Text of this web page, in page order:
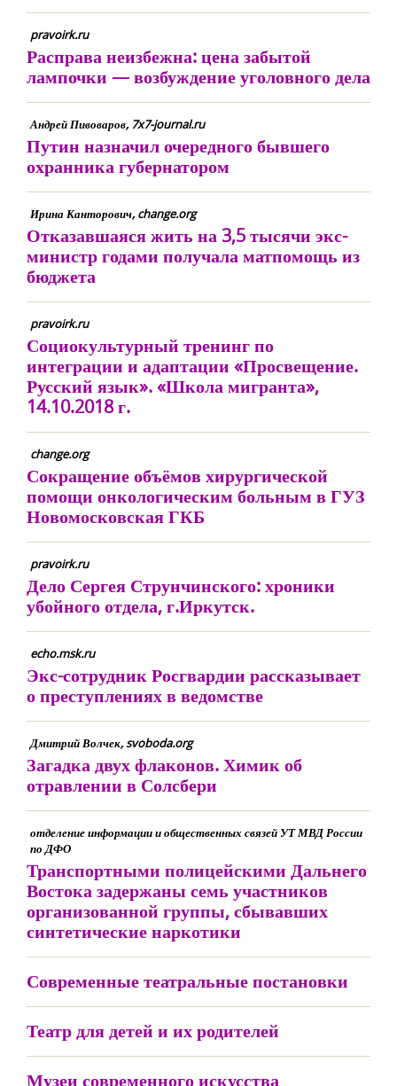
pravoirk.ru
Расправа неизбежна: цена забытой
лампочки — возбуждение уголовного дела
Андрей Пивоваров, 7x7-journal.ru
Путин назначил очередного бывшего
охранника губернатором
Ирина Канторович, change.org
Отказавшаяся жить на 3,5 тысячи экс-
министр годами получала матпомощь из
бюджета
pravoirk.ru
Социокультурный тренинг по
интеграции и адаптации «Просвещение.
Русский язык». «Школа мигранта»,
14.10.2018 г.
change.org
Сокращение объёмов хирургической
помощи онкологическим больным в ГУЗ
Новомосковская ГКБ
pravoirk.ru
Дело Сергея Струнчинского: хроники
убойного отдела, г.Иркутск.
echo.msk.ru
Экс-сотрудник Росгвардии рассказывает
о преступлениях в ведомстве
Дмитрий Волчек, svoboda.org
Загадка двух флаконов. Химик об
отравлении в Солсбери
отделение информации и общественных связей УТ МВД России
по ДФО
Транспортными полицейскими Дальнего
Востока задержаны семь участников
организованной группы, сбывавших
синтетические наркотики
Современные театральные постановки
Театр для детей и их родителей
Музеи современного искусства